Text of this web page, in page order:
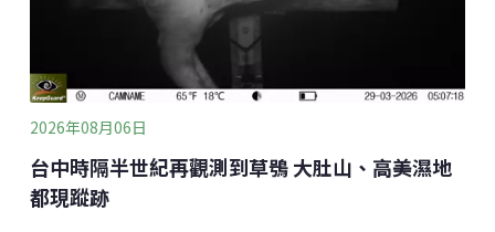
立」，並需累積地方主管機關執行經驗。
2026年08月06日
台中時隔半世紀再觀測到草鴞 大肚山、高美濕地
都現蹤跡